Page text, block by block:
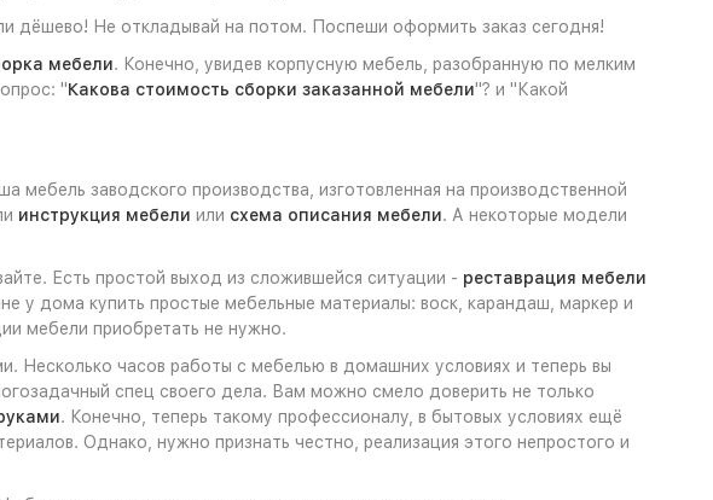
дёшево! Не откладывай на потом. Поспеши оформить заказ сегодня!
мебели. Конечно, увидев корпусную мебель, разобранную по мелким
"Какова стоимость сборки заказанной мебели"? и "Какой
заводского производства, изготовленная на производственной
инструкция мебели или схема описания мебели. А некоторые модели
Есть простой выход из сложившейся ситуации - реставрация мебели
у дома купить простые мебельные материалы: воск, карандаш, маркер и
мебели приобретать не нужно.
Несколько часов работы с мебелью в домашних условиях и теперь вы
спец своего дела. Вам можно смело доверить не только
. Конечно, теперь такому профессионалу, в бытовых условиях ещё
Однако, нужно признать честно, реализация этого непростого и